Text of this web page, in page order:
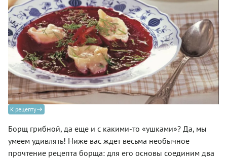
К рецепту
Борщ грибной, да еще и с какими-то «ушками»? Да, мы
умеем удивлять! Ниже вас ждет весьма необычное
прочтение рецепта борща: для его основы соединим два